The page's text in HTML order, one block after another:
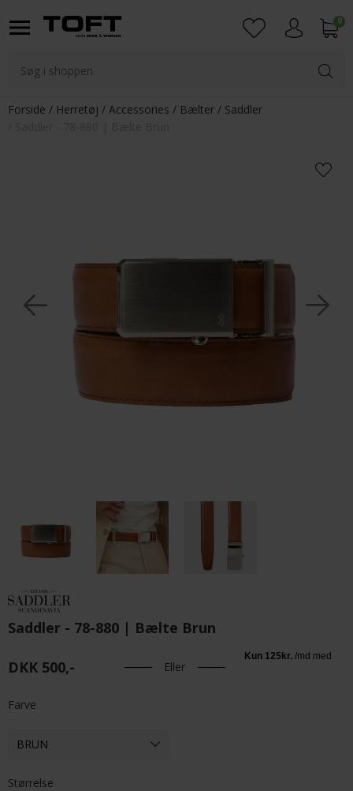
0
Forside Herretøj Accessories Bælter
Saddler
Saddler - 78-880 | Bælte Brun
DKK 500,- Eller
Farve
Størrelse